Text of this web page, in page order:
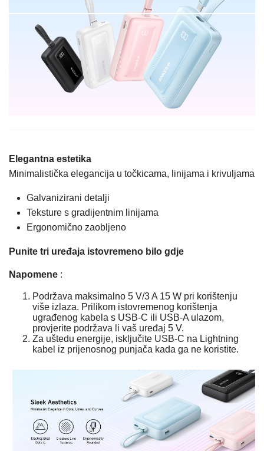
Elegantna estetika
Minimalistička elegancija u točkicama, linijama i krivuljama
Galvanizirani detalji
Teksture s gradijentnim linijama
Ergonomično zaobljeno
Punite tri uređaja istovremeno bilo gdje
Napomene :
Podržava maksimalno 5 V/3 A 15 W pri korištenju
više izlaza. Prilikom istovremenog korištenja
ugrađenog kabela s USB-C ili USB-A ulazom,
provjerite podržava li vaš uređaj 5 V.
Za uštedu energije, isključite USB-C na Lightning
kabel iz prijenosnog punjača kada ga ne koristite.